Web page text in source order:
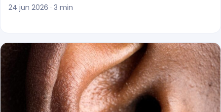
24 jun 2026 · 3 min